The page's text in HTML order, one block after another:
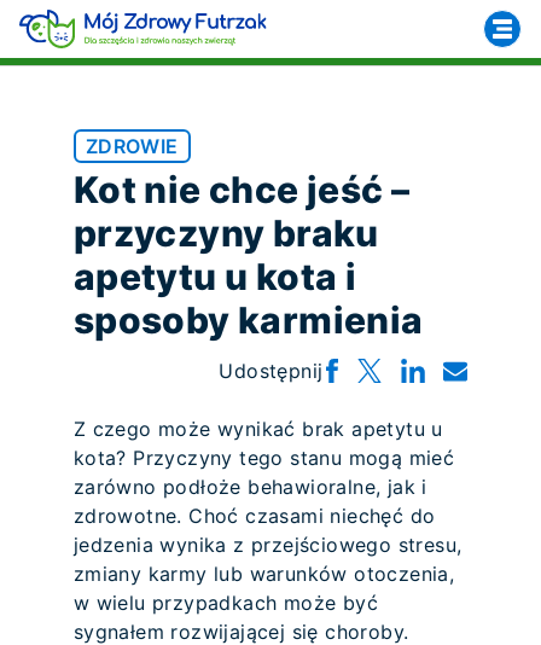
ZDROWIE
Kot nie chce jeść –
przyczyny braku
apetytu u kota i
sposoby karmienia
Udostępnij
Z czego może wynikać brak apetytu u
kota? Przyczyny tego stanu mogą mieć
zarówno podłoże behawioralne, jak i
zdrowotne. Choć czasami niechęć do
jedzenia wynika z przejściowego stresu,
zmiany karmy lub warunków otoczenia,
w wielu przypadkach może być
sygnałem rozwijającej się choroby.